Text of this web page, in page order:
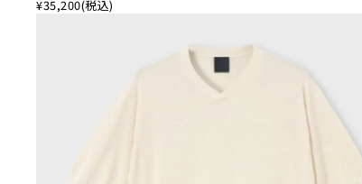
¥35,200(税込)